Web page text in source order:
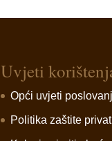
Uvjeti
Opći uvjeti
Politika zaštite